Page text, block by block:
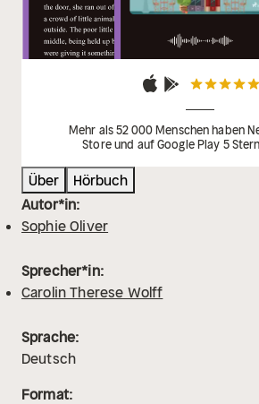
Mehr als 52 000 Menschen haben
Store und auf Google Play 5
Über
Hörbuch
Autor*in:
Sophie Oliver
Sprecher*in:
Carolin Therese Wolff
Sprache:
Deutsch
Format: